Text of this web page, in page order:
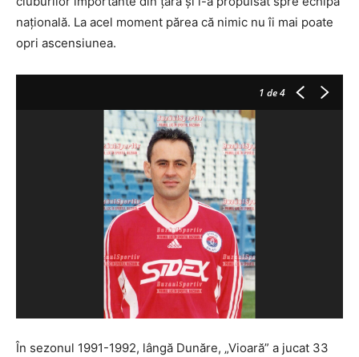
națională. La acel moment părea că nimic nu îi mai poate
opri ascensiunea.
1 de 4
În sezonul 1991-1992, lângă Dunăre, „Vioară” a jucat 33